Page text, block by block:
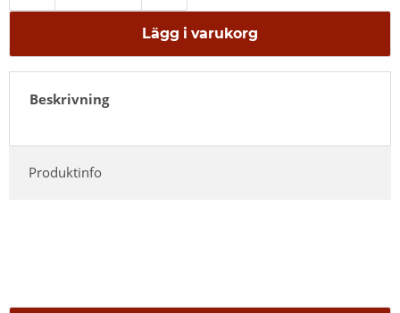
Lägg i varukorg
Beskrivning
Produktinfo